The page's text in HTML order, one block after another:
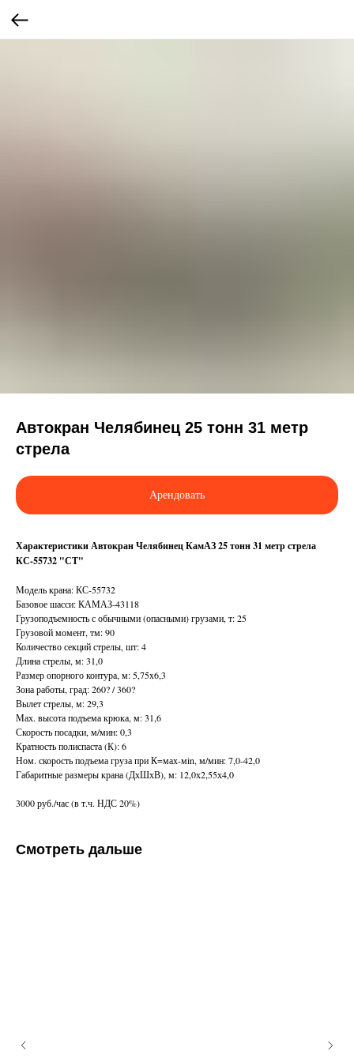
Автокран Челябинец 25 тонн 31 метр
стрела
Арендовать
Характеристики Автокран Челябинец КамАЗ 25 тонн 31 метр стрела
КС-55732 "СТ"
Модель крана: КС-55732
Базовое шасси: КАМАЗ-43118
Грузоподъемность с обычными (опасными) грузами, т: 25
Грузовой момент, тм: 90
Количество секций стрелы, шт: 4
Длина стрелы, м: 31,0
Размер опорного контура, м: 5,75x6,3
Зона работы, град: 260? / 360?
Вылет стрелы, м: 29,3
Мах. высота подъема крюка, м: 31,6
Скорость посадки, м/мин: 0,3
Кратность полиспаста (К): 6
Ном. скорость подъема груза при К=мах-мin, м/мин: 7,0-42,0
Габаритные размеры крана (ДхШхВ), м: 12,0х2,55х4,0
3000 руб./час (в т.ч. НДС 20%)
Смотреть дальше